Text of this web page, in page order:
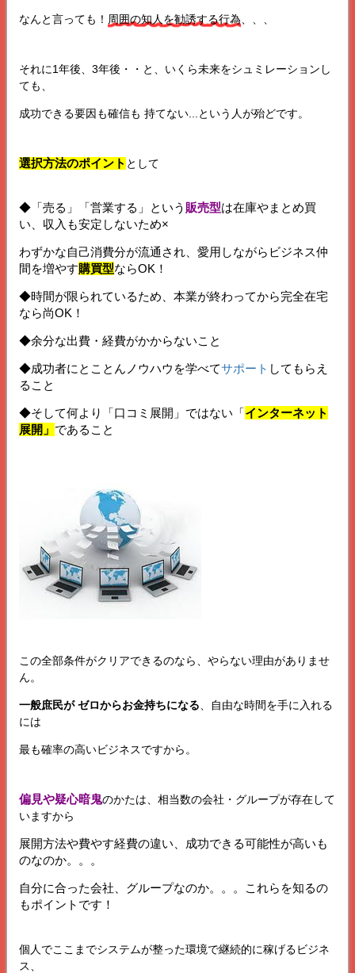
なんと言っても！ 周囲の知人を勧誘する行為
それに1年後、3年後・・と、いくら未来をシュミレーションし
ても、
成功できる要因も確信も 持てない...という人が殆どです。
選択方法のポイント として
◆「売る」「営業する」という 販売型は在庫やまとめ買
い、収入も安定しないため×
わずかな自己消費分が流通され、愛用しながらビジネス仲
間を増やす購買型ならOK！
◆時間が限られているため、本業が終わってから完全在宅
なら尚OK！
◆余分な出費・経費がかからないこと
◆成功者にとことんノウハウを学べてサポート してもらえ
ること
◆そして何より「口コミ展開」ではない「インターネット
展開」 であること
この全部条件がクリアできるのなら、やらない理由がありませ
ん。
一般庶民が ゼロからお金持ちになる 、自由な時間を手に入れる
には
最も確率の高いビジネスですから。
偏見や疑心暗鬼のかたは、相当数の会社・グループが存在して
いますから
展開方法や費やす経費の違い、成功できる可能性が高いも
のなのか。。。
自分に合った会社、グループなのか。。。これらを知るの
もポイントです！
個人でここまでシステムが整った環境で継続的に稼げるビジネ
ス、